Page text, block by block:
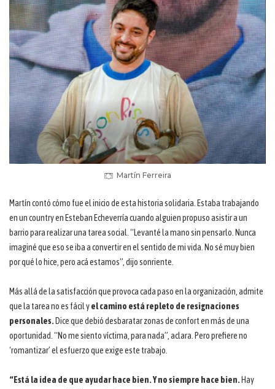
Martín Ferreira
Martín contó cómo fue el inicio de esta historia solidaria. Estaba trabajando
en un country en Esteban Echeverría cuando alguien propuso asistir a un
barrio para realizar una tarea social. “Levanté la mano sin pensarlo. Nunca
imaginé que eso se iba a convertir en el sentido de mi vida. No sé muy bien
por qué lo hice, pero acá estamos”, dijo sonriente.
Más allá de la satisfacción que provoca cada paso en la organización, admite
que la tarea no es fácil yel camino está repleto de resignaciones
personales. Dice que debió desbaratar zonas de confort en más de una
oportunidad. “No me siento víctima, para nada”, aclara. Pero prefiere no
‘romantizar’ el esfuerzo que exige este trabajo.
“Está la idea de que ayudar hace bien. Y no siempre hace bien. Hay